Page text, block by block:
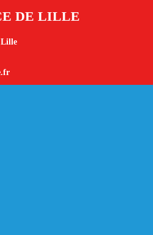
DE LILLE
Lille